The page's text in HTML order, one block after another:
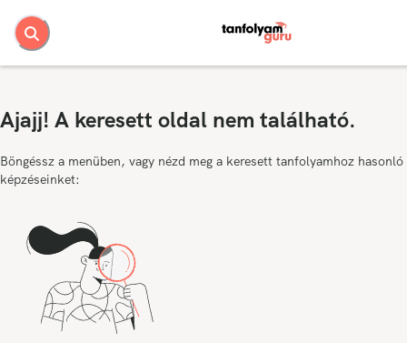
Ajajj! A keresett oldal nem található.
Böngéssz a menüben, vagy nézd meg a keresett tanfolyamhoz hasonló
képzéseinket: